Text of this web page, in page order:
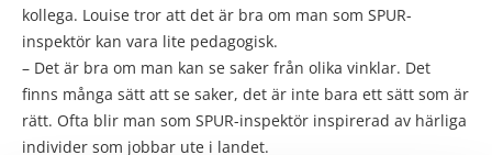
kollega. Louise tror att det är bra om man som SPUR-
inspektör kan vara lite pedagogisk.
– Det är bra om man kan se saker från olika vinklar. Det
finns många sätt att se saker, det är inte bara ett sätt som är
rätt. Ofta blir man som SPUR-inspektör inspirerad av härliga
individer som jobbar ute i landet.